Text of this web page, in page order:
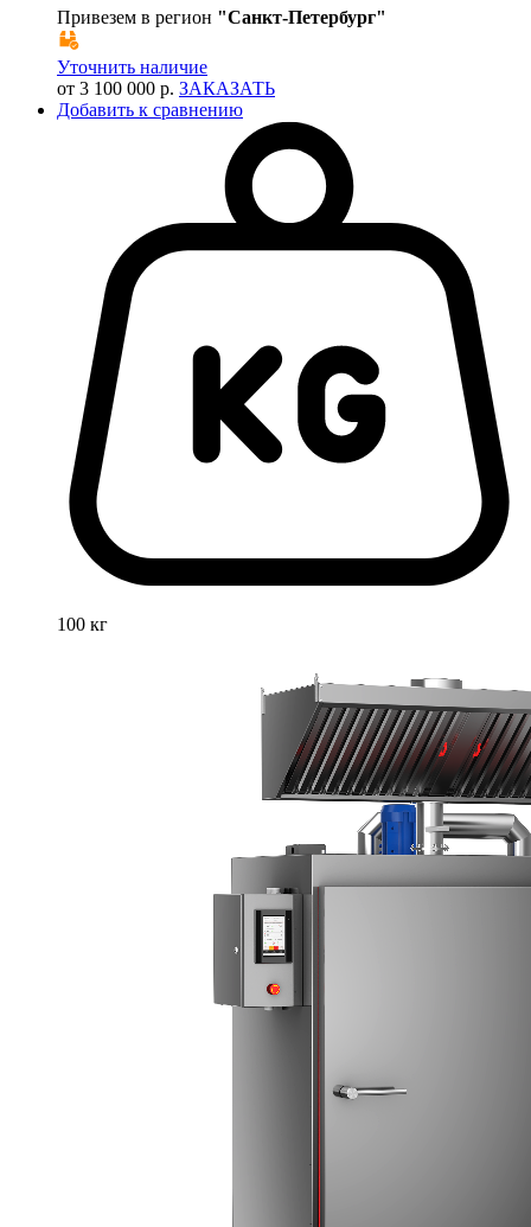
Привезем в регион "Санкт-Петербург"
Уточнить наличие
от 3 100 000 р. ЗАКАЗАТЬ
Добавить к сравнению
100 кг